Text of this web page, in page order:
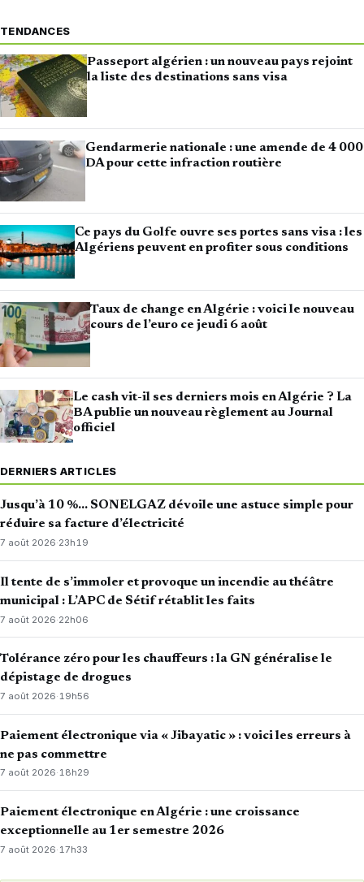
TENDANCES
Passeport algérien : un nouveau pays rejoint
la liste des destinations sans visa
Gendarmerie nationale : une amende de 4 000
DA pour cette infraction routière
Ce pays du Golfe ouvre ses portes sans visa : les
Algériens peuvent en profiter sous conditions
Taux de change en Algérie : voici le nouveau
cours de l’euro ce jeudi 6 août
Le cash vit-il ses derniers mois en Algérie ? La
BA publie un nouveau règlement au Journal
officiel
DERNIERS ARTICLES
Jusqu’à 10 %… SONELGAZ dévoile une astuce simple pour
réduire sa facture d’électricité
7 août 2026·23h19
Il tente de s’immoler et provoque un incendie au théâtre
municipal : L’APC de Sétif rétablit les faits
7 août 2026·22h06
Tolérance zéro pour les chauffeurs : la GN généralise le
dépistage de drogues
7 août 2026·19h56
Paiement électronique via « Jibayatic » : voici les erreurs à
ne pas commettre
7 août 2026·18h29
Paiement électronique en Algérie : une croissance
exceptionnelle au 1er semestre 2026
7 août 2026· 17h33